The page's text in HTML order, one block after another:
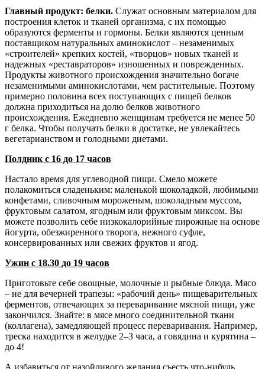
Главный продукт: белки. Служат основным материалом для
построения клеток и тканей организма, с их помощью
образуются ферменты и гормоны. Белки являются ценным
поставщиком натуральных аминокислот – незаменимых
«строителей» крепких костей, «творцов» новых тканей и
надежных «реставраторов» изношенных и поврежденных.
Продукты животного происхождения значительно богаче
незаменимыми аминокислотами, чем растительные. Поэтому
примерно половина всех поступающих с пищей белков
должна приходиться на долю белков животного
происхождения. Ежедневно женщинам требуется не менее 50
г белка. Чтобы получать белки в достатке, не увлекайтесь
вегетарианством и голодными диетами.
Полдник с 16 до 17 часов
Настало время для углеводной пищи. Смело можете
полакомиться сладеньким: маленькой шоколадкой, любимыми
конфетами, сливочным мороженым, шоколадным муссом,
фруктовым салатом, ягодным или фруктовым миксом. Вы
можете позволить себе низкокалорийные пирожные на основе
йогурта, обезжиренного творога, нежного суфле,
консервированных или свежих фруктов и ягод.
Ужин с 18.30 до 19 часов
Приготовьте себе овощные, молочные и рыбные блюда. Мясо
– не для вечерней трапезы: «рабочий день» пищеварительных
ферментов, отвечающих за переваривание мясной пищи, уже
закончился. Знайте: в мясе много соединительной ткани
(коллагена), замедляющей процесс переваривания. Например,
треска находится в желудке 2–3 часа, а говядина и курятина –
до 4!
А избавиться от назойливого желания съесть что-нибудь